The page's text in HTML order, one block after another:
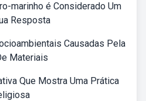
marinho é Considerado Um
Resposta
Causadas Pela
Materiais
Que Mostra Uma Prática